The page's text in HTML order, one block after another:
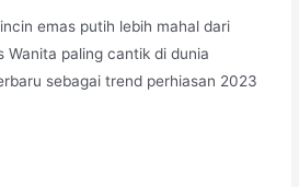
emas putih lebih mahal dari
Wanita paling cantik di dunia
sebagai trend perhiasan 2023